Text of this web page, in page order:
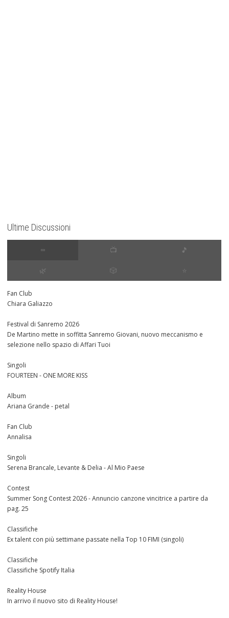
Ultime Discussioni
∞ 📺 🎵
🌿 🎲 ⭐️
Fan Club
Chiara Galiazzo
Festival di Sanremo 2026
De Martino mette in soffitta Sanremo Giovani, nuovo meccanismo e
selezione nello spazio di Affari Tuoi
Singoli
FOURTEEN - ONE MORE KISS
Album
Ariana Grande - petal
Fan Club
Annalisa
Singoli
Serena Brancale, Levante & Delia - Al Mio Paese
Contest
Summer Song Contest 2026 - Annuncio canzone vincitrice a partire da
pag. 25
Classifiche
Ex talent con più settimane passate nella Top 10 FIMI (singoli)
Classifiche
Classifiche Spotify Italia
Reality House
In arrivo il nuovo sito di Reality House!